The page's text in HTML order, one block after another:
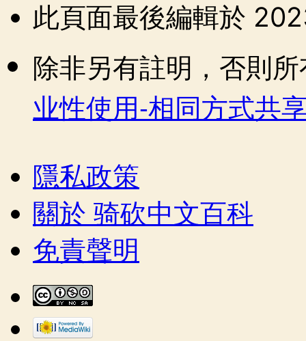
此頁面最後編輯於
除非另有註明，否則
业性使用-相同方式共
隱私政策
關於 骑砍中文百科
免責聲明